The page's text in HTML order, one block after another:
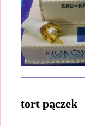
tort pączek